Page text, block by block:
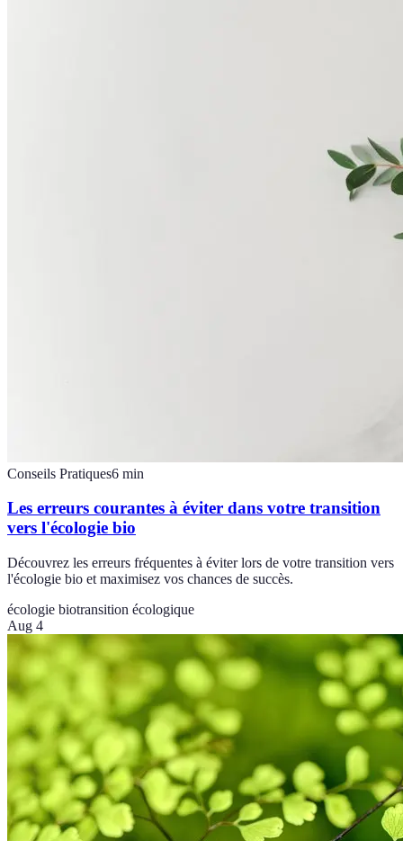
Conseils Pratiques6 min
Les erreurs courantes à éviter dans votre transition
vers l'écologie bio
Découvrez les erreurs fréquentes à éviter lors de votre transition vers
l'écologie bio et maximisez vos chances de succès.
écologie biotransition écologique
Aug 4